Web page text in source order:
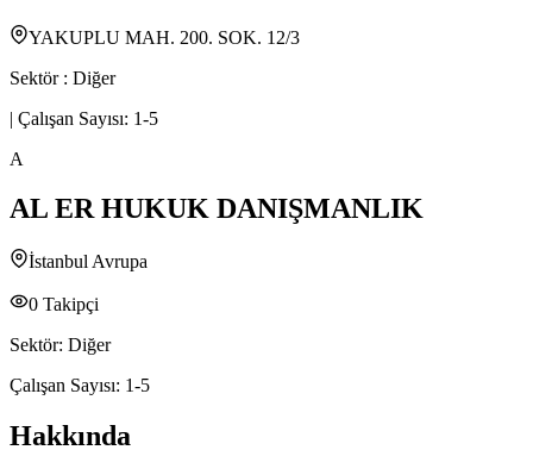
YAKUPLU MAH. 200. SOK. 12/3
Sektör : Diğer
| Çalışan Sayısı: 1-5
A
AL ER HUKUK DANIŞMANLIK
İstanbul Avrupa
0 Takipçi
Sektör: Diğer
Çalışan Sayısı: 1-5
Hakkında